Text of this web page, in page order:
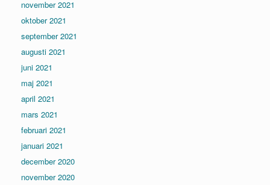
november 2021
oktober 2021
september 2021
augusti 2021
juni 2021
maj 2021
april 2021
mars 2021
februari 2021
januari 2021
december 2020
november 2020